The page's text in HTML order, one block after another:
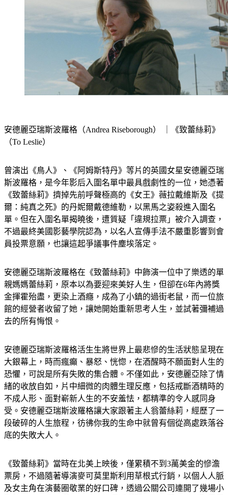
安德麗亞瑞斯波羅格（Andrea Riseborough） ｜《致蕾絲莉》
（To Leslie）
曾演出《鳥人》、《阿姆斯特丹》等片的英國女星安德麗亞瑞
斯波羅格，是今年影后入圍名單中最具戲劇性的一位，她憑著
《致蕾絲莉》擠掉先前呼聲極高的《女王》薇拉戴維斯及《提
爾：純真之死》的丹妮爾戴德維勒，以黑馬之姿殺進入圍名
單。但在入圍名單揭曉後，遭質疑「違規拉票」被介入調查，
不過最終美國影藝學院認為，以名人宣傳手法不嚴重影響到會
員投票意願，也讓這起爭議事件塵埃落定。
安德麗亞瑞斯波羅格在《致蕾絲莉》中飾演一位中了樂透的單
親媽媽蕾絲莉，原本以為要迎來美好人生，但卻在6年內將獎
金揮霍殆盡，更染上酒癮，成為了小鎮的過街老鼠，而一位旅
館的經營者收留了她，讓她開始重新思考人生，並試著彌補過
去的所有悔恨。
安德麗亞瑞斯波羅格活生生將世界上最悲慘的生活狀態呈現在
大銀幕上，時而瘋癲、暴怒、恍惚，在酒醒時不願面對人生的
恐懼，可說是所有失敗的集合體。不僅如此，安德麗亞除了情
緒的收放自如，片中細微的肉體生理反應，包括戒斷酒精時的
不成人形、面對嶄新人生的不安羞怯，都精準的令人感同身
受。安德麗亞瑞斯波羅格讓大家跟著主人翁蕾絲莉，經歷了一
段破碎的人生旅程，彷彿你我的生命中就曾有個從高處跌落谷
底的失敗大人。
《致蕾絲莉》當時在北美上映後，僅累積不到3萬美金的慘澹
票房，不過隨著導演麥可莫里斯利用草根式行銷，以個人人脈
及女主角在演藝圈敬業的好口碑，透過公關公司連開了幾場小